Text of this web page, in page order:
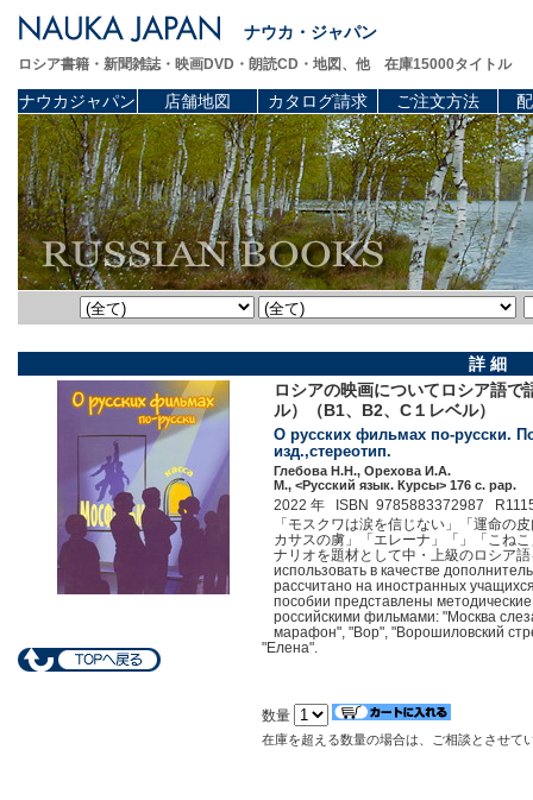
ナウカ・ジャパン
ロシア書籍・新聞雑誌・映画DVD・朗読CD・地図、他 在庫15000タイトル
ナウカジャパン 店舗地図 カタログ請求 ご注文方法
詳 細
ロシアの映画についてロシア語
ル）（B1、B2、C１レベル）
О русских фильмах по-русски.
изд.,стереотип.
Глебова Н.Н., Орехова И.А.
М., <Русский язык. Курсы> 176 c. pap.
2022 年 ISBN 9785883372987
「モスクワは涙を信じない」「運命の
カサスの虜」「エレーナ」「」「こね
ナリオを題材として中・上級のロシア
использовать в качестве
рассчитано на иностранных
пособии представлены
российскими фильмами: "Москва
марафон", "Вор", "Ворошиловский
"Елена".
数量
在庫を超える数量の場合は、ご相談とさせて